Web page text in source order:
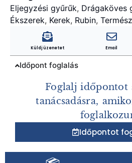
Eljegyzési gyűrűk, Drágaköves
Ékszerek, Kerek, Rubin,
Küldj üzenetet Email
Időpont foglalás
Foglalj időpontot
tanácsadásra,
Időpontot